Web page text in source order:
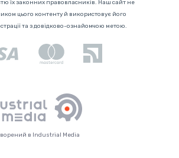
їх законних правовласників. Наш сайт не
цього контенту й використовує його
та з довідково-ознайомчою метою.
в Industrial Media